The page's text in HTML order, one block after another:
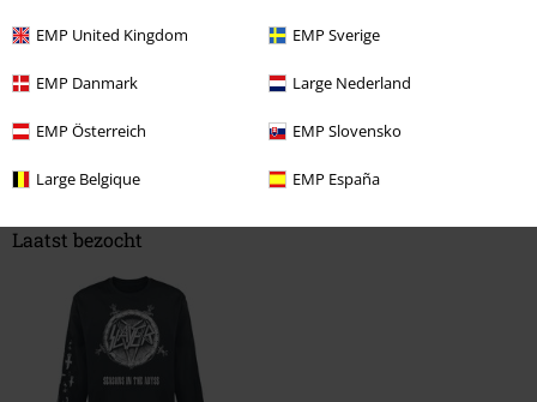
EMP United Kingdom EMP Sverige
EMP Danmark Large Nederland
EMP Österreich EMP Slovensko
Large Belgique EMP España
Opmerking
Commentaar versturen
Laatst bezocht